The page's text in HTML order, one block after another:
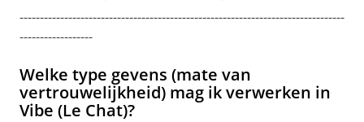
--------------------------------------------------------------------------------
------------------
Welke type gevens (mate van
vertrouwelijkheid) mag ik verwerken in
Vibe (Le Chat)?